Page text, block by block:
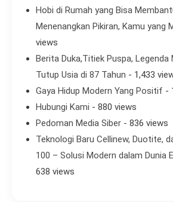
Hobi di Rumah yang Bisa
Menenangkan Pikiran, Kamu yang
views
Berita Duka,Titiek Puspa, Legenda
Tutup Usia di 87 Tahun - 1,433
Gaya Hidup Modern Yang Positif -
Hubungi Kami - 880 views
Pedoman Media Siber - 836 views
Teknologi Baru Cellinew, Duotite,
100 – Solusi Modern dalam Dunia
638 views